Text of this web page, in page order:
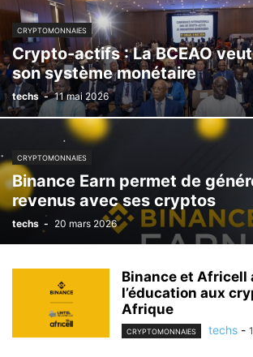
CRYPTOMONNAIES
Crypto-actifs : La BCEAO
son système monétaire
techs - 11 mai 2026
CRYPTOMONNAIES
Binance Earn permet de
revenus avec ses cryptos
techs - 20 mars 2026
Binance et Africell
l’éducation aux
Afrique
CRYPTOMONNAIES techs -